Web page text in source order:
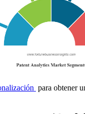
para obtener